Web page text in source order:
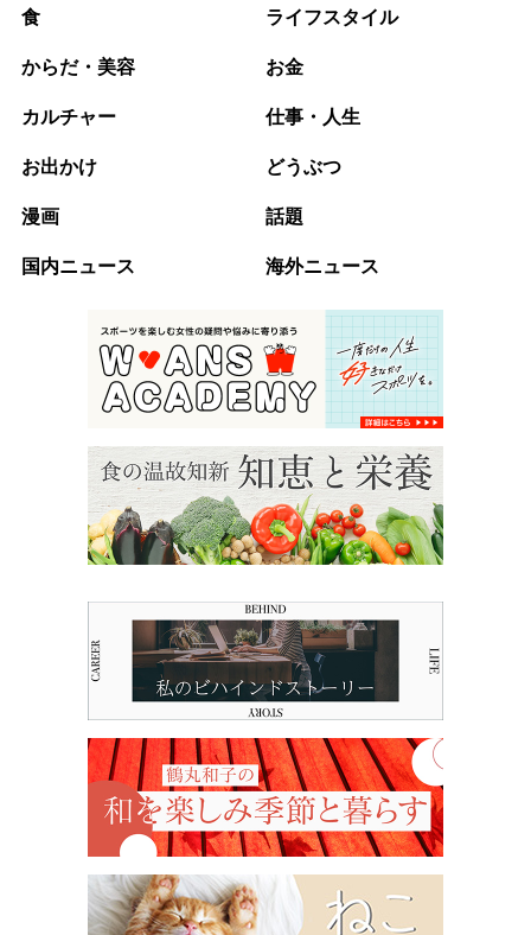
食 ライフスタイル
からだ・美容 お金
カルチャー 仕事・人生
お出かけ どうぶつ
漫画 話題
国内ニュース 海外ニュース